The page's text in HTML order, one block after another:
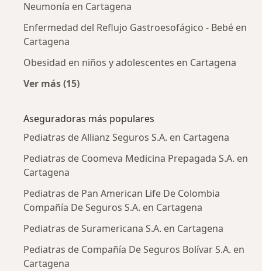
Neumonía en Cartagena
Enfermedad del Reflujo Gastroesofágico - Bebé en
Cartagena
Obesidad en niños y adolescentes en Cartagena
Ver más (15)
Aseguradoras más populares
Pediatras de Allianz Seguros S.A. en Cartagena
Pediatras de Coomeva Medicina Prepagada S.A. en
Cartagena
Pediatras de Pan American Life De Colombia
Compañía De Seguros S.A. en Cartagena
Pediatras de Suramericana S.A. en Cartagena
Pediatras de Compañía De Seguros Bolívar S.A. en
Cartagena